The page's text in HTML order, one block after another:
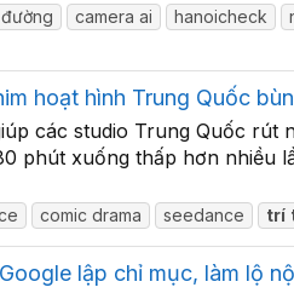
camera ai hanoicheck
hoạt hình Trung Quốc
các studio Trung Quốc
phút xuống thấp hơn
comic drama seedance trí
lập chỉ mục, làm lộ